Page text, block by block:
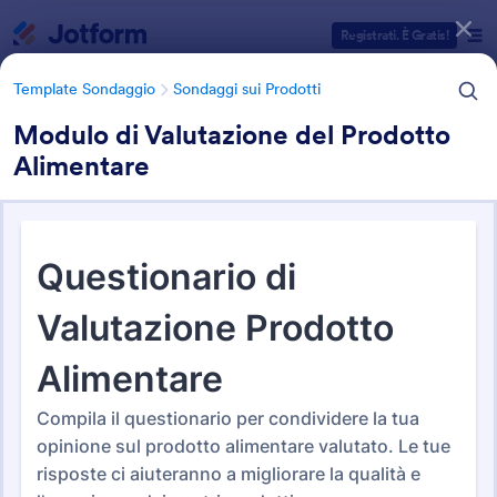
Registrati. È Gratis!
Template Sondaggio Sondaggi sui Prodotti
Modulo di Valutazione del Prodotto
Alimentare
Template di Sondaggi sui
Prodotti
Categorie Template Moduli